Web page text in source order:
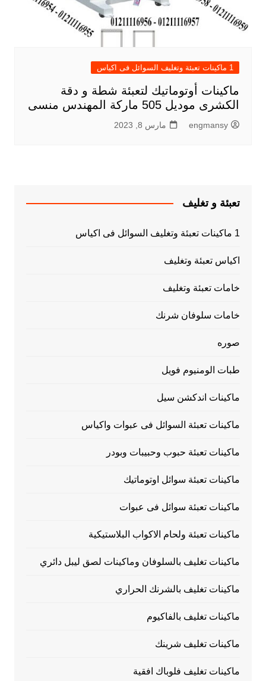
1 ماكينات تعبئة وتغليف السوائل فى اكياس
ماكينات أوتوماتيك لتعبئة شطة و دقة
الكشرى موديل 505 ماركة المهندس منسى
engmansy مارس 8, 2023
تعبئة و تغليف
1 ماكينات تعبئة وتغليف السوائل فى اكياس
اكياس تعبئة وتغليف
خامات تعبئة وتغليف
خامات سلوفان شرنك
صوره
طبات الومنيوم فويل
ماكينات اندكشن سيل
ماكينات تعبئة السوائل فى عبوات واكياس
ماكينات تعبئة حبوب وحبيبات وبودر
ماكينات تعبئة سوائل اوتوماتيك
ماكينات تعبئة سوائل فى عبوات
ماكينات تعبئة ولحام الاكواب البلاستيكية
ماكينات تغليف بالسلوفان وماكينات لصق ليبل دائري
ماكينات تغليف بالشرنك الحراري
ماكينات تغليف بالفاكيوم
ماكينات تغليف شرينك
ماكينات تغليف فلوباك افقية